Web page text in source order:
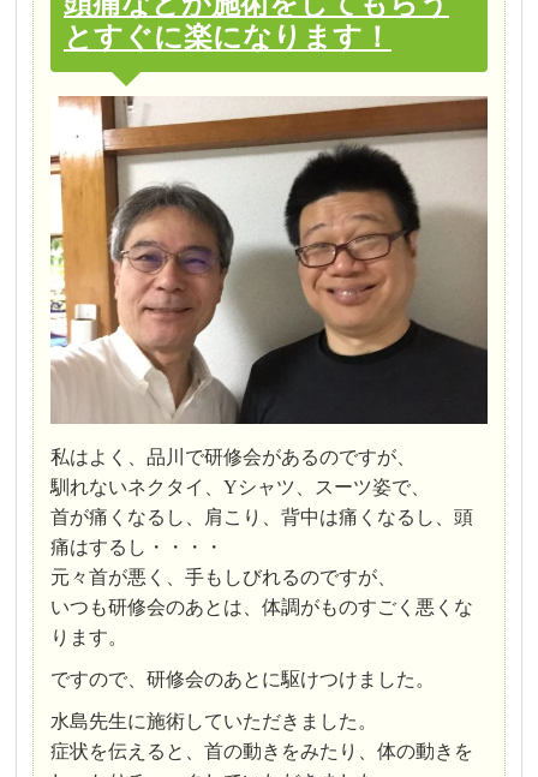
とすぐに楽になります！
私はよく、品川で研修会があるのですが、
馴れないネクタイ、Yシャツ、スーツ姿で、
首が痛くなるし、肩こり、背中は痛くなるし、頭
痛はするし・・・・
元々首が悪く、手もしびれるのですが、
いつも研修会のあとは、体調がものすごく悪くな
ります。
ですので、研修会のあとに駆けつけました。
水島先生に施術していただきました。
症状を伝えると、首の動きをみたり、体の動きを